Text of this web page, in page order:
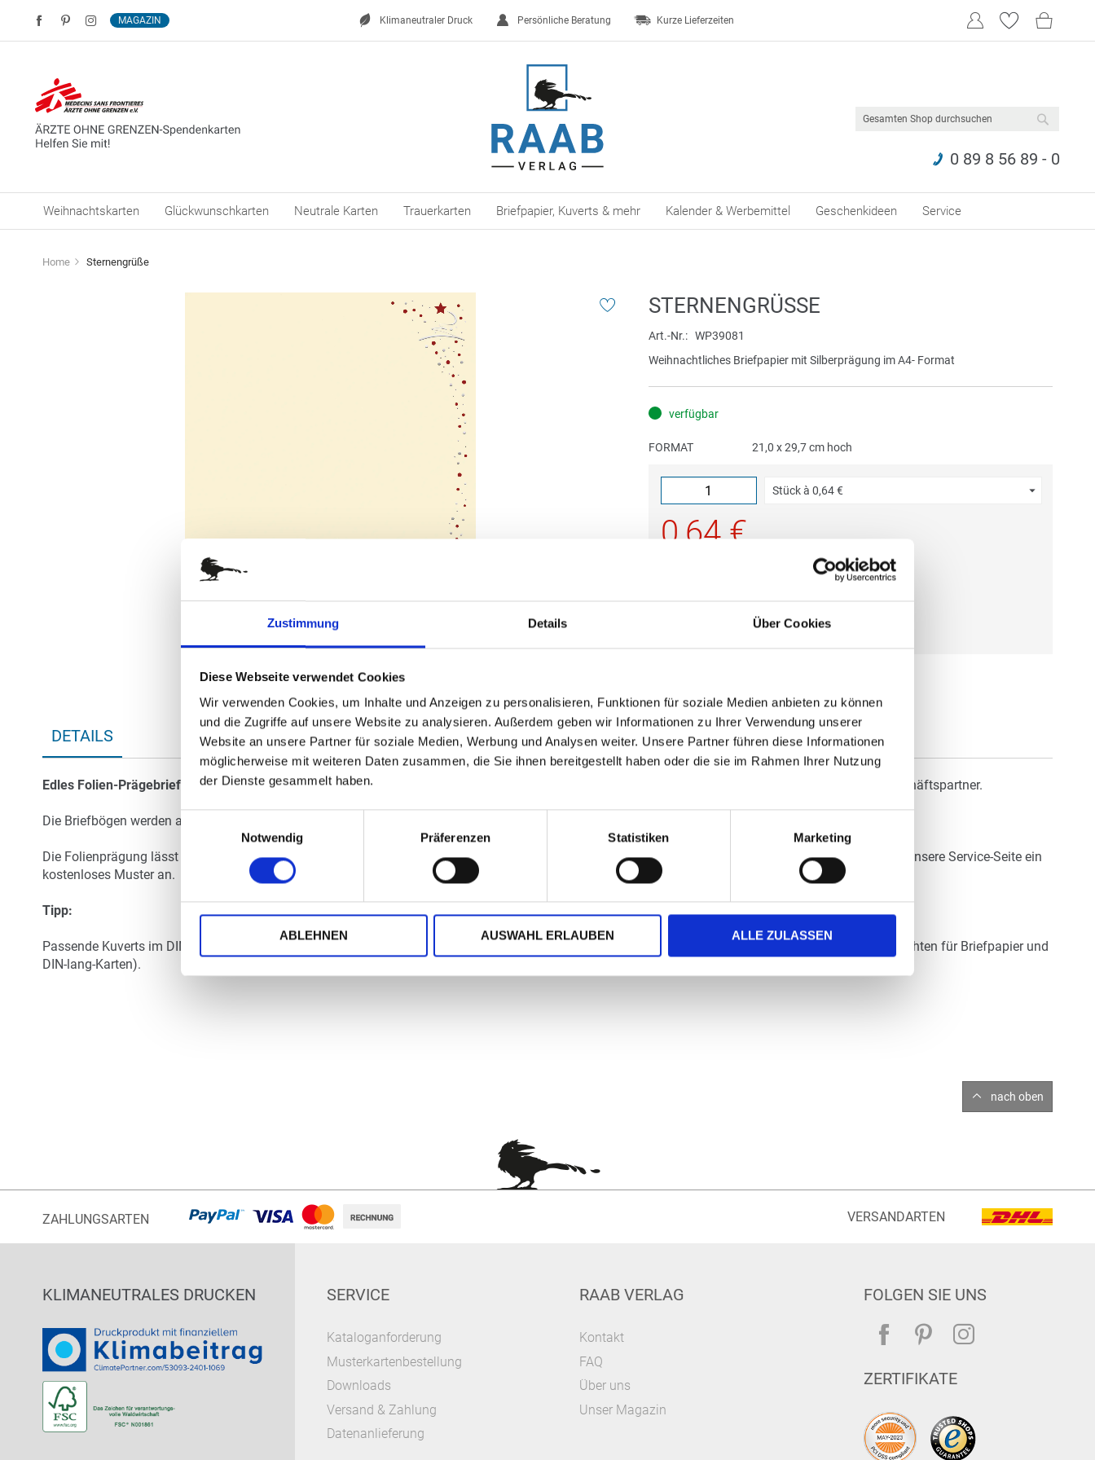
Zustimmung Details Über Cookies
Diese Webseite verwendet Cookies
Wir verwenden Cookies, um Inhalte und Anzeigen zu personalisieren, Funktionen für soziale Medien anbieten zu können
und die Zugriffe auf unsere Website zu analysieren. Außerdem geben wir Informationen zu Ihrer Verwendung unserer
Website an unsere Partner für soziale Medien, Werbung und Analysen weiter. Unsere Partner führen diese Informationen
möglicherweise mit weiteren Daten zusammen, die Sie ihnen bereitgestellt haben oder die sie im Rahmen Ihrer Nutzung
der Dienste gesammelt haben.
Einwilligungsauswahl
Notwendig
Präferenzen Statistiken Marketing
ABLEHNEN AUSWAHL ERLAUBEN ALLE ZULASSEN
Klimaneutraler Druck Persönliche Beratung Kurze Lieferzeiten
MAGAZIN
0 89 8 56 89 - 0
Weihnachtskarten Glückwunschkarten Neutrale Karten Trauerkarten Briefpapier, Kuverts & mehr Kalender & Werbemittel Geschenkideen Service
Home Sternengrüße
Anfang
der
Bildergalerie
STERNENGRÜSSE
Art.-Nr.
WP39081
Weihnachtliches Briefpapier mit Silberprägung im A4- Format
verfügbar
FORMAT 21,0 x 29,7 cm hoch
Stück à 0,64 €
0,64 €
IN DEN WARENKORB
DETAILS
Edles Folien-Prägebriefpapier mit Ihrem persönlichen Text - handschriftlich oder am Computer gestaltet - ein festlicher Gruß an Ihre Freunde und Geschäftspartner.
Die Briefbögen werden aus hochwertigem, chlorfrei gebleichtem 120 g/qm-Papier hergestellt und sind für jeden Druckertyp geeignet.
Die Folienprägung lässt sich aus technischen Gründen hier nur farblich darstellen. Wollen Sie dieses Motiv im Original sehen? Fordern Sie einfach über unsere Service-Seite ein
kostenloses Muster an.
Tipp:
Passende Kuverts im DIN-lang-Format - auch mit Gold- oder Silberaufdruck - finden Sie in unserer Rubrik "Briefpapier, Kuverts & mehr" (Kuverts - Weihnachten für Briefpapier und
DIN-lang-Karten).
nach oben
ZAHLUNGSARTEN VERSANDARTEN
KLIMANEUTRALES DRUCKEN SERVICE
Kataloganforderung
Musterkartenbestellung
Downloads
Versand & Zahlung
Datenanlieferung
RAAB VERLAG
Kontakt
FAQ
Über uns
Unser Magazin
FOLGEN SIE UNS
ZERTIFIKATE